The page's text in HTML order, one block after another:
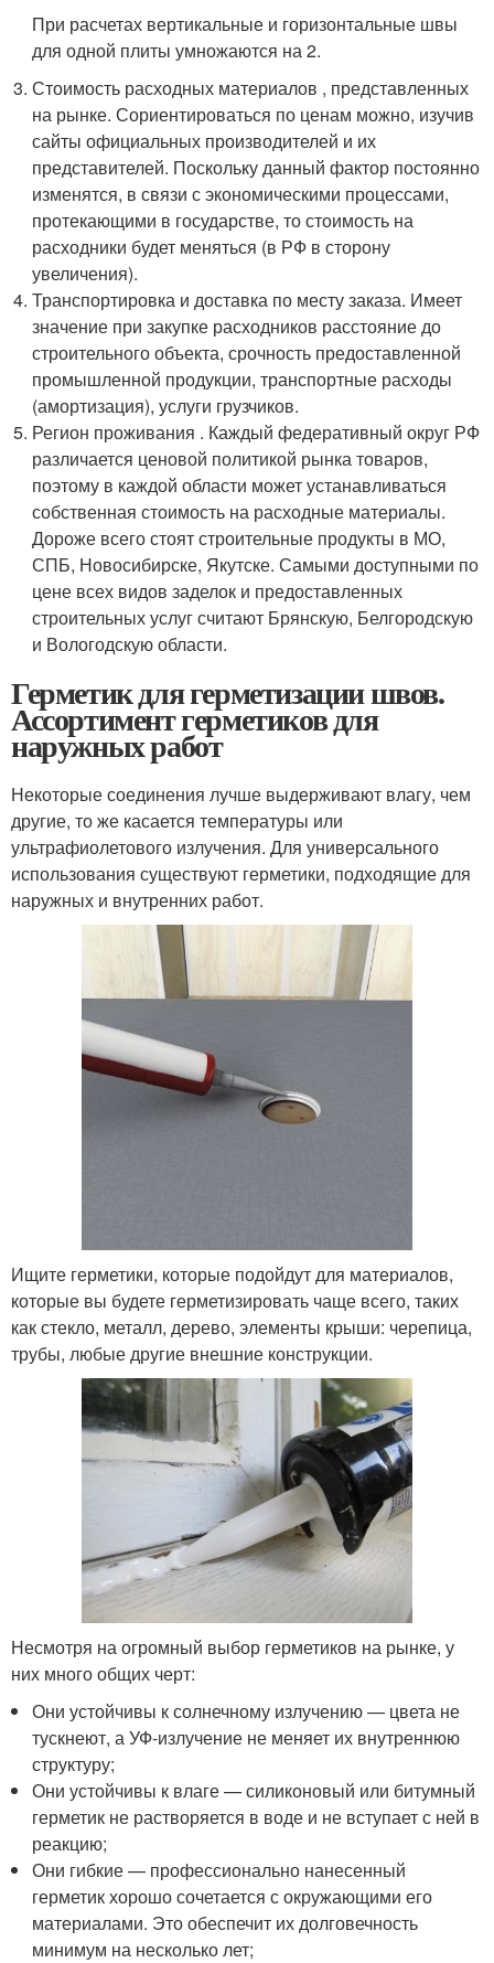
При расчетах вертикальные и горизонтальные швы
для одной плиты умножаются на 2.
Стоимость расходных материалов , представленных
на рынке. Сориентироваться по ценам можно, изучив
сайты официальных производителей и их
представителей. Поскольку данный фактор постоянно
изменятся, в связи с экономическими процессами,
протекающими в государстве, то стоимость на
расходники будет меняться (в РФ в сторону
увеличения).
Транспортировка и доставка по месту заказа. Имеет
значение при закупке расходников расстояние до
строительного объекта, срочность предоставленной
промышленной продукции, транспортные расходы
(амортизация), услуги грузчиков.
Регион проживания . Каждый федеративный округ РФ
различается ценовой политикой рынка товаров,
поэтому в каждой области может устанавливаться
собственная стоимость на расходные материалы.
Дороже всего стоят строительные продукты в МО,
СПБ, Новосибирске, Якутске. Самыми доступными по
цене всех видов заделок и предоставленных
строительных услуг считают Брянскую, Белгородскую
и Вологодскую области.
Герметик для герметизации швов.
Ассортимент герметиков для
наружных работ
Некоторые соединения лучше выдерживают влагу, чем
другие, то же касается температуры или
ультрафиолетового излучения. Для универсального
использования существуют герметики, подходящие для
наружных и внутренних работ.
Ищите герметики, которые подойдут для материалов,
которые вы будете герметизировать чаще всего, таких
как стекло, металл, дерево, элементы крыши: черепица,
трубы, любые другие внешние конструкции.
Несмотря на огромный выбор герметиков на рынке, у
них много общих черт:
Они устойчивы к солнечному излучению — цвета не
тускнеют, а УФ-излучение не меняет их внутреннюю
структуру;
Они устойчивы к влаге — силиконовый или битумный
герметик не растворяется в воде и не вступает с ней в
реакцию;
Они гибкие — профессионально нанесенный
герметик хорошо сочетается с окружающими его
материалами. Это обеспечит их долговечность
минимум на несколько лет;